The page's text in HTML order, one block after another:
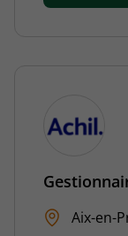
Aix-en-